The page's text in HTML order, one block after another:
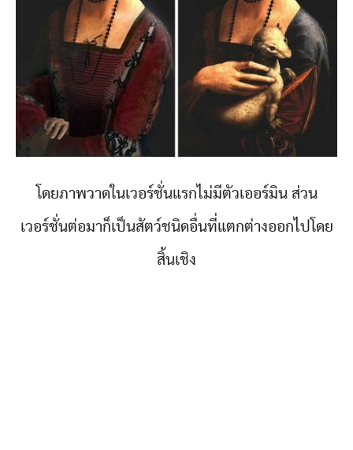
โดยภาพวาดในเวอร์ชั่นแรกไม่มีตัวเออร์มิน ส่วน
เวอร์ชั่นต่อมาก็เป็นสัตว์ชนิดอื่นที่แตกต่างออกไปโดย
สิ้นเชิง